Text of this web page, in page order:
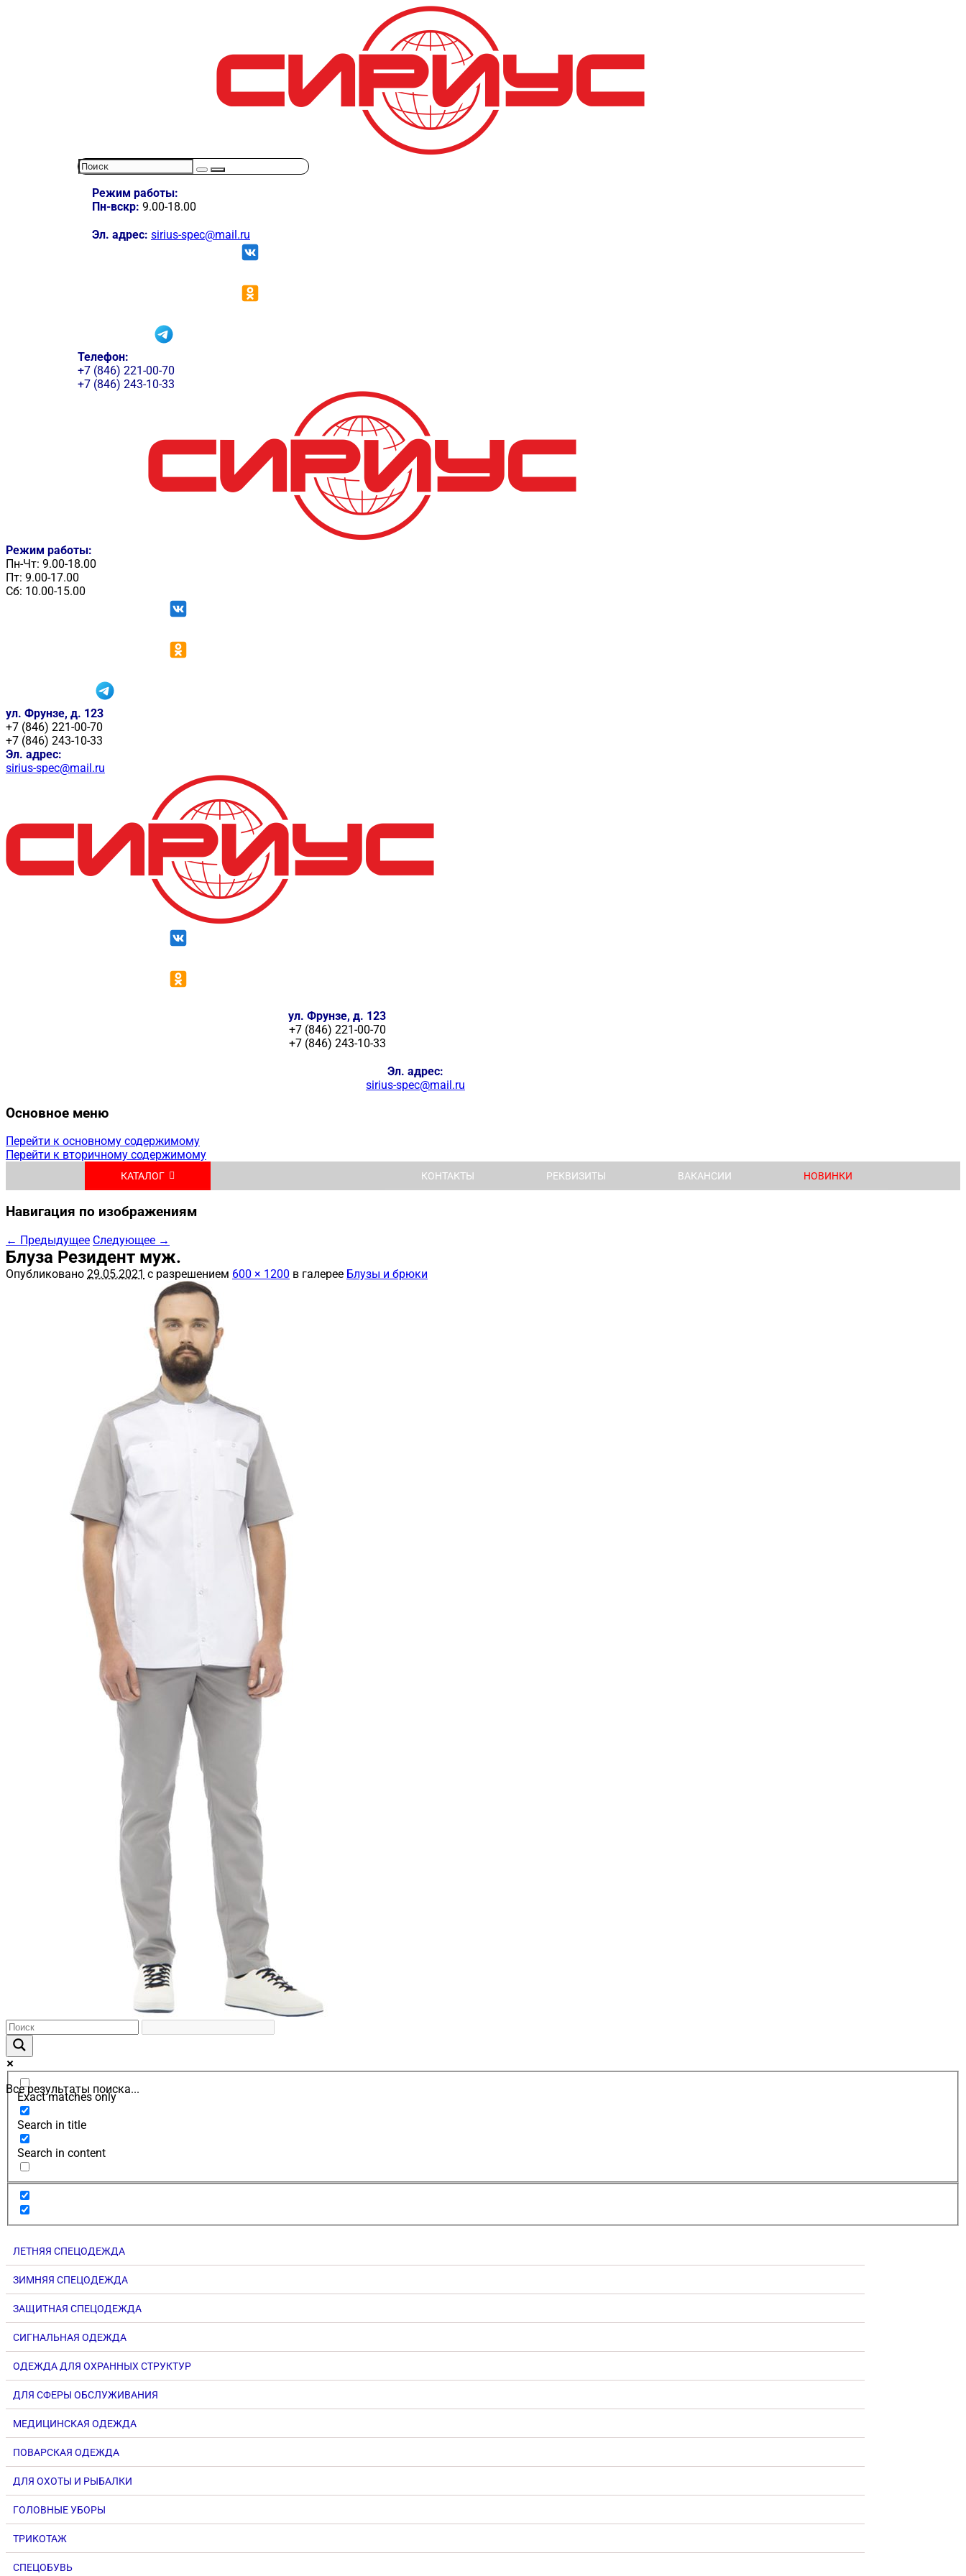
Режим работы:
Пн-вскр: 9.00-18.00
Эл. адрес: sirius-spec@mail.ru
Телефон:
+7 (846) 221-00-70
+7 (846) 243-10-33
Режим работы:
Пн-Чт: 9.00-18.00
Пт: 9.00-17.00
Сб: 10.00-15.00
ул. Фрунзе, д. 123
+7 (846) 221-00-70
+7 (846) 243-10-33
Эл. адрес:
sirius-spec@mail.ru
ул. Фрунзе, д. 123
+7 (846) 221-00-70
+7 (846) 243-10-33
Эл. адрес:
sirius-spec@mail.ru
Основное меню
Перейти к основному содержимому
Перейти к вторичному содержимому
КАТАЛОГ КОНТАКТЫ РЕКВИЗИТЫ ВАКАНСИИ НОВИНКИ
Навигация по изображениям
← Предыдущее Следующее →
Блуза Резидент муж.
Опубликовано 29.05.2021 с разрешением 600 × 1200 в галерее Блузы и брюки
Все результаты поиска...
Exact matches only
Search in title
Search in content
ЛЕТНЯЯ СПЕЦОДЕЖДА
ЗИМНЯЯ СПЕЦОДЕЖДА
ЗАЩИТНАЯ СПЕЦОДЕЖДА
СИГНАЛЬНАЯ ОДЕЖДА
ОДЕЖДА ДЛЯ ОХРАННЫХ СТРУКТУР
ДЛЯ СФЕРЫ ОБСЛУЖИВАНИЯ
МЕДИЦИНСКАЯ ОДЕЖДА
ПОВАРСКАЯ ОДЕЖДА
ДЛЯ ОХОТЫ И РЫБАЛКИ
ГОЛОВНЫЕ УБОРЫ
ТРИКОТАЖ
СПЕЦОБУВЬ